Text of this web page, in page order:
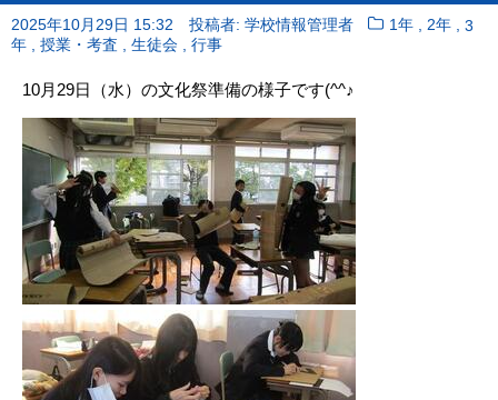
2025年10月29日 15:32 投稿者: 学校情報管理者 1年 2年 ,3
年
授業・考査 生徒会 行事
10月29日（水）の文化祭準備の様子です(^^♪